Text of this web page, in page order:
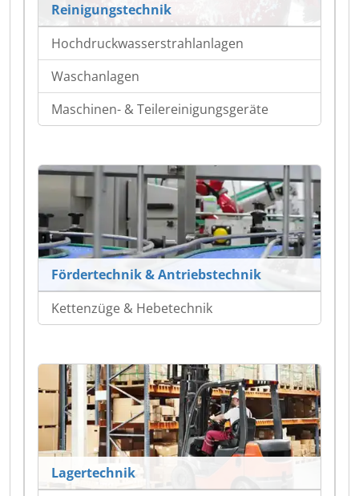
Reinigungstechnik
Hochdruckwasserstrahlanlagen
Waschanlagen
Maschinen- & Teilereinigungsgeräte
Fördertechnik & Antriebstechnik
Kettenzüge & Hebetechnik
Lagertechnik